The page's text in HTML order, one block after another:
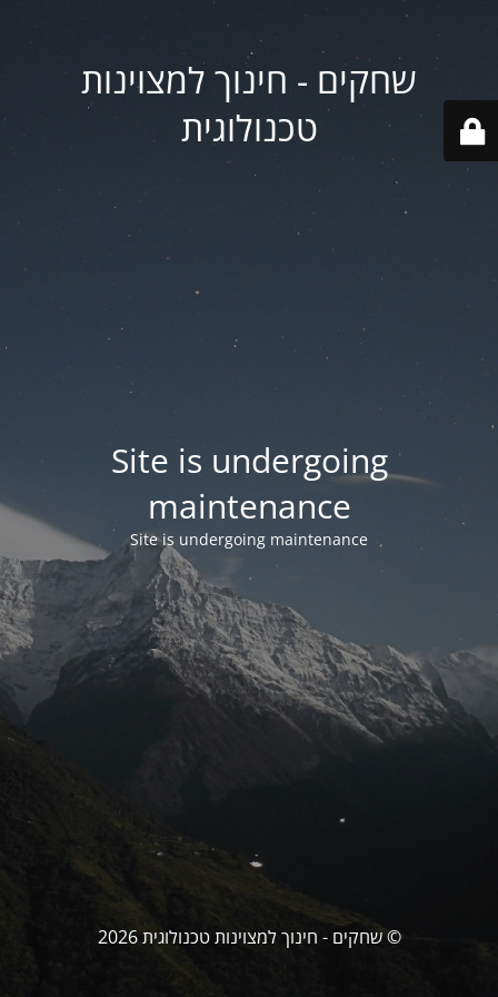
שחקים - חינוך למצוינות
טכנולוגית
Site is undergoing
maintenance
Site is undergoing maintenance
© שחקים - חינוך למצוינות טכנולוגית 2026